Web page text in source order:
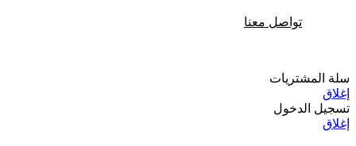
تواصل معنا
سلة المشتريات
إغلاق
تسجيل الدخول
إغلاق